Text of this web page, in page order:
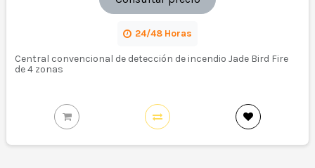
24/48 Horas
Central convencional de detección de incendio Jade Bird Fire
de 4 zonas